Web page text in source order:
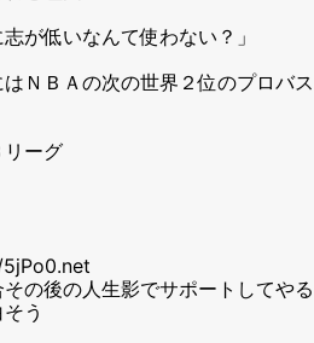
が低いなんて使わない？」
ＮＢＡの次の世界２位のプロバス
リーグ
の後の人生影でサポートしてやる
う